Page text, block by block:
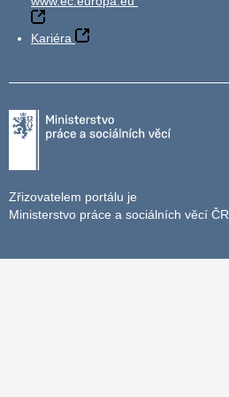
Kariéra
Zřizovatelem portálu je
Ministerstvo práce a sociálních věcí ČR